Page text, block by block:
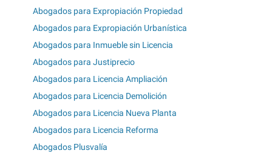
Abogados para Expropiación Propiedad
Abogados para Expropiación Urbanística
Abogados para Inmueble sin Licencia
Abogados para Justiprecio
Abogados para Licencia Ampliación
Abogados para Licencia Demolición
Abogados para Licencia Nueva Planta
Abogados para Licencia Reforma
Abogados Plusvalía